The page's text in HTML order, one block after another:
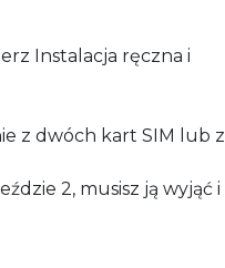
Instalacja ręczna i
z dwóch kart SIM lub z
2, musisz ją wyjąć i